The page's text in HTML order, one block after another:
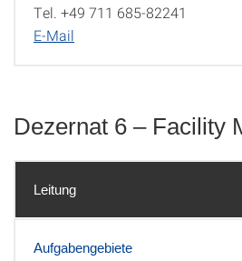
Tel. +49 711 685-82241
E-Mail
Dezernat 6 – Facility
Leitung
Aufgabengebiete